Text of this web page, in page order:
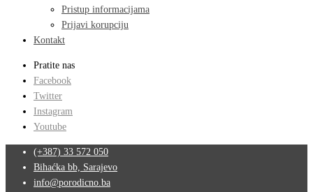
Pristup informacijama
Prijavi korupciju
Kontakt
Pratite nas
Facebook
Twitter
Instagram
Youtube
(+387) 33 572 050
Bihaćka bb, Sarajevo
info@porodicno.ba